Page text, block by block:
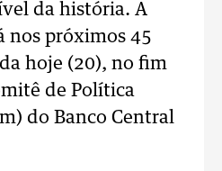
da história. A
nos próximos 45
hoje (20), no fim
de Política
do Banco Central